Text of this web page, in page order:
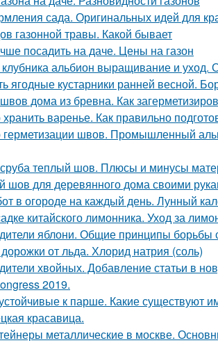
сада. Оригинальных идей для
газонной травы. Какой бывает
посадить на даче. Цены на газон
альбион выращивание и уход.
ягодные кустарники ранней весной.
дома из бревна. Как
варенье. Как правильно
герметизации швов. Промышленный
теплый шов. Плюсы и минусы
шов для деревянного дома своими
в огороде на каждый день. Лунный
китайского лимонника. Уход за
яблони. Общие принципы борьбы
от льда. Хлорид натрия (соль)
хвойных. Добавление статьи в
2019.
к парше. Какие существуют
красавица.
металлические в москве.